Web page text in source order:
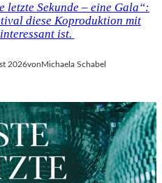
Sekunde – eine Gala“:
diese Koproduktion mit
ist.
2026von Michaela Schabel